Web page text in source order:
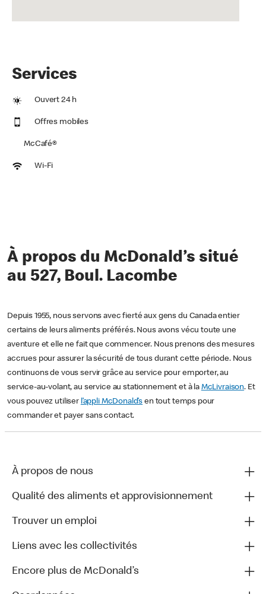
Services
Ouvert 24 h
Offres mobiles
McCafé®
Wi-Fi
À propos du McDonald’s situé
au 527, Boul. Lacombe
Depuis 1955, nous servons avec fierté aux gens du Canada entier
certains de leurs aliments préférés. Nous avons vécu toute une
aventure et elle ne fait que commencer. Nous prenons des mesures
accrues pour assurer la sécurité de tous durant cette période. Nous
continuons de vous servir grâce au service pour emporter, au
service-au-volant, au service au stationnement et à la McLivraison. Et
vous pouvez utiliser l’appli McDonald’s en tout temps pour
commander et payer sans contact.
À propos de nous
Qualité des aliments et approvisionnement
Trouver un emploi
Liens avec les collectivités
Encore plus de McDonald’s